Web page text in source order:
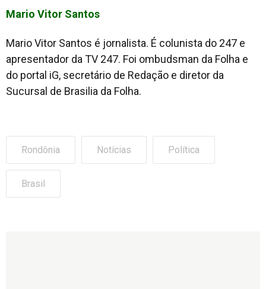
Mario Vitor Santos
Mario Vitor Santos é jornalista. É colunista do 247 e
apresentador da TV 247. Foi ombudsman da Folha e
do portal iG, secretário de Redação e diretor da
Sucursal de Brasilia da Folha.
Rondônia Notícias Política
Brasil